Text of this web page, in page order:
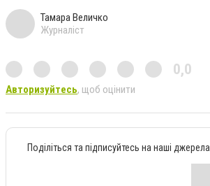
Тамара Величко
Журналіст
0,0
Авторизуйтесь, щоб оцінити
Поділіться та підписуйтесь на наші джерела